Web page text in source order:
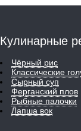
Кулинарные
Чёрный рис
Классические
Сырный суп
Ферганский плов
Рыбные палочки
Лапша вок